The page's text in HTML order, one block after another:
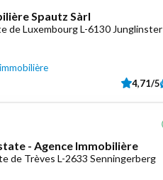
Spautz Sàrl
de Luxembourg L-6130 Junglinster
4,71/5
- Agence Immobilière
de Trèves L-2633 Senningerberg